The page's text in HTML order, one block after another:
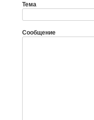
Тема
Сообщение